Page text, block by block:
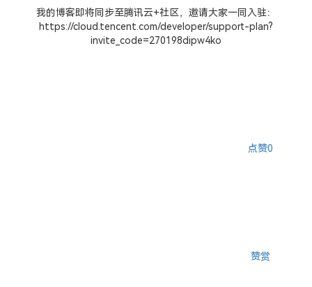
我的博客即将同步至腾讯云+社区，邀请大家一同入驻：
https://cloud.tencent.com/developer/support-plan?
invite_code=270198dipw4ko
点赞0
赞赏